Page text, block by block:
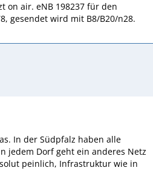
on air. eNB 198237 für den
gesendet wird mit B8/B20/n28.
In der Südpfalz haben alle
jedem Dorf geht ein anderes Netz
peinlich, Infrastruktur wie in